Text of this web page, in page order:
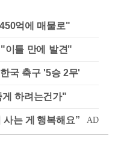
억에 매물로"
이틀 만에 발견"
국 축구 '5승 2무'
하려는건가"